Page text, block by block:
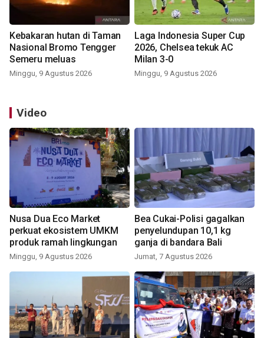
Kebakaran hutan di Taman
Nasional Bromo Tengger
Semeru meluas
Minggu, 9 Agustus 2026
Laga Indonesia Super Cup
2026, Chelsea tekuk AC
Milan 3-0
Minggu, 9 Agustus 2026
Video
Nusa Dua Eco Market
perkuat ekosistem UMKM
produk ramah lingkungan
Minggu, 9 Agustus 2026
Bea Cukai-Polisi gagalkan
penyelundupan 10,1 kg
ganja di bandara Bali
Jumat, 7 Agustus 2026